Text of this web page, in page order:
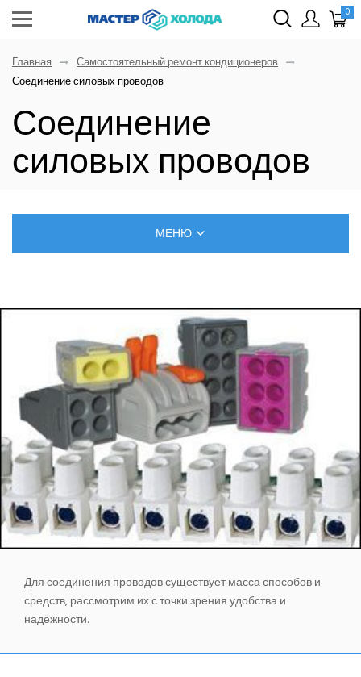
0
Главная
Самостоятельный ремонт кондиционеров
Соединение силовых проводов
Соединение
силовых проводов
МЕНЮ
САМОСТОЯТЕЛЬНЫЙ МОНТАЖ КОНДИЦИОНЕРОВ
ПОЗНАВАТЕЛЬНЫЕ СТАТЬИ
ИНВЕРТОРНЫЕ КОНДИЦИОНЕРЫ
СПРАВОЧНЫЕ МАТЕРИАЛЫ
КОНДИЦИОНИРОВАНИЕ СЕРВЕРНОЙ
ИСТОРИЯ БРЕНДОВ
Для соединения проводов существует масса способов и
средств, рассмотрим их с точки зрения удобства и
надёжности.